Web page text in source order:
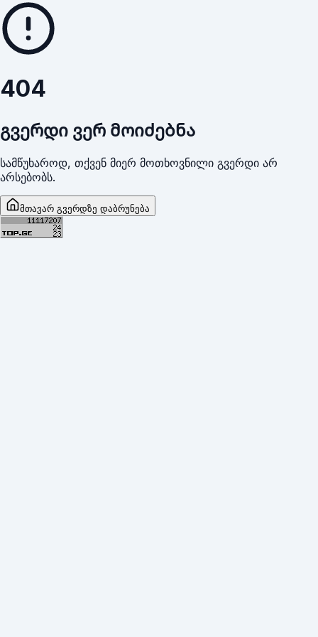
404
გვერდი ვერ მოიძებნა
სამწუხაროდ, თქვენ მიერ მოთხოვნილი გვერდი არ
არსებობს.
მთავარ გვერდზე დაბრუნება